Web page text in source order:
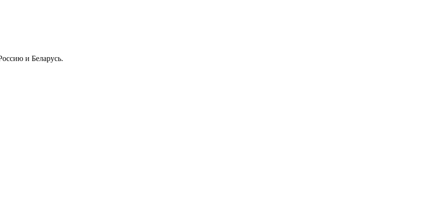
и Беларусь.